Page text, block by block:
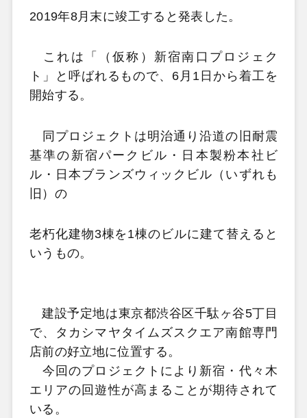
2019年8月末に竣工すると発表した。
これは「（仮称）新宿南口プロジェク
ト」と呼ばれるもので、6月1日から着工を
開始する。
同プロジェクトは明治通り沿道の旧耐震
基準の新宿パークビル・日本製粉本社ビ
ル・日本ブランズウィックビル（いずれも
旧）の
老朽化建物3棟を1棟のビルに建て替えると
いうもの。
建設予定地は東京都渋谷区千駄ヶ谷5丁目
で、タカシマヤタイムズスクエア南館専門
店前の好立地に位置する。
今回のプロジェクトにより新宿・代々木
エリアの回遊性が高まることが期待されて
いる。